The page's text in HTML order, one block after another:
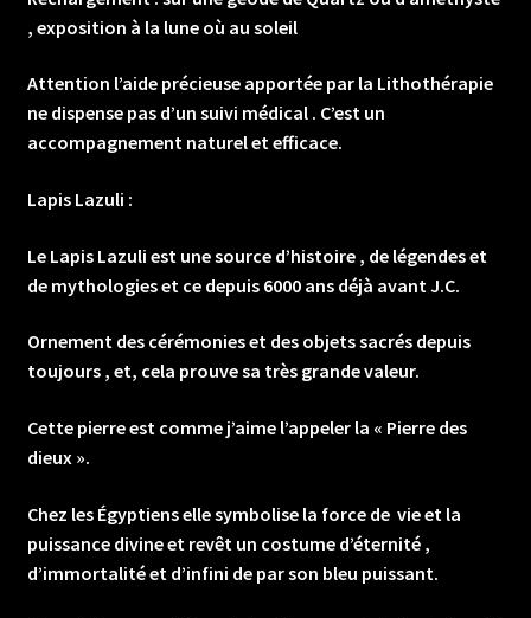
, exposition à la lune où au soleil
Attention l’aide précieuse apportée par la Lithothérapie
ne dispense pas d’un suivi médical . C’est un
accompagnement naturel et efficace.
Lapis Lazuli :
Le Lapis Lazuli est une source d’histoire , de légendes et
de mythologies et ce depuis 6000 ans déjà avant J.C.
Ornement des cérémonies et des objets sacrés depuis
toujours , et, cela prouve sa très grande valeur.
Cette pierre est comme j’aime l’appeler la « Pierre des
dieux ».
Chez les Égyptiens elle symbolise la force de vie et la
puissance divine et revêt un costume d’éternité ,
d’immortalité et d’infini de par son bleu puissant.